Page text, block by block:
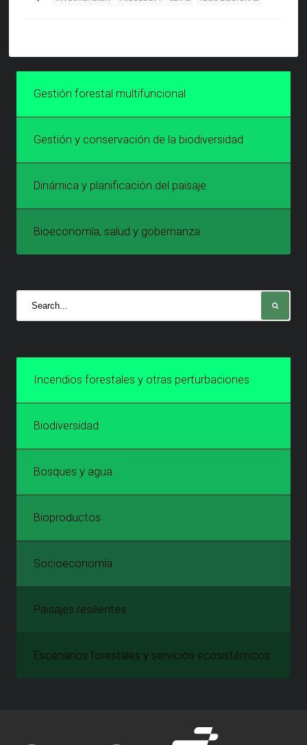
Gestión forestal multifuncional
Gestión y conservación de la biodiversidad
Dinámica y planificación del paisaje
Bioeconomía, salud y gobernanza
Incendios forestales y otras perturbaciones
Biodiversidad
Bosques y agua
Bioproductos
Socioeconomía
Paisajes resilientes
Escenarios forestales y servicios ecosistémicos